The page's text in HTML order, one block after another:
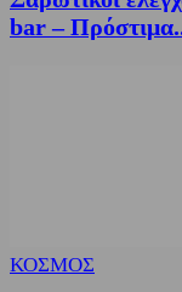
bar –
ΚΟΣΜΟΣ